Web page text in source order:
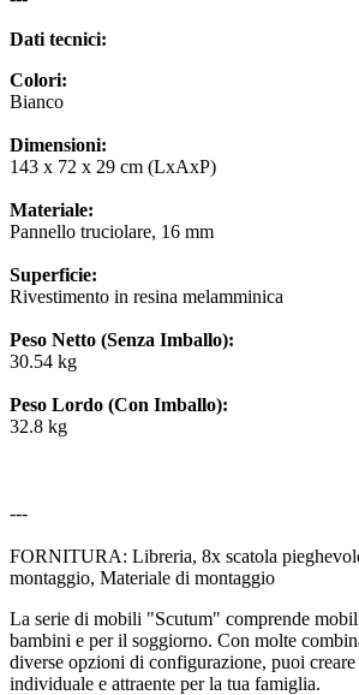
Dati tecnici:
Colori:
Bianco
Dimensioni:
143 x 72 x 29 cm (LxAxP)
Materiale:
Pannello truciolare, 16 mm
Superficie:
Rivestimento in resina melamminica
Peso Netto (Senza Imballo):
30.54 kg
Peso Lordo (Con Imballo):
32.8 kg
---
FORNITURA: Libreria, 8x scatola
montaggio, Materiale di montaggio
La serie di mobili "Scutum" comprende
bambini e per il soggiorno. Con molte
diverse opzioni di configurazione, puoi
individuale e attraente per la tua famiglia.